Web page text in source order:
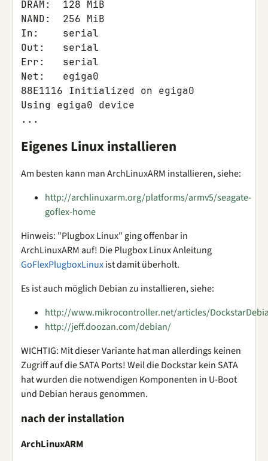
DRAM:  128 MiB
NAND:  256 MiB
In:    serial
Out:   serial
Err:   serial
Net:   egiga0
88E1116 Initialized on egiga0
Using egiga0 device
Eigenes Linux installieren
Am besten kann man ArchLinuxARM installieren, siehe:
http://archlinuxarm.org/platforms/armv5/seagate-
goflex-home
Hinweis: "Plugbox Linux" ging offenbar in
ArchLinuxARM auf! Die Plugbox Linux Anleitung
GoFlexPlugboxLinuxist damit überholt.
Es ist auch möglich Debian zu installieren, siehe:
http://www.mikrocontroller.net/articles/
http://jeff.doozan.com/debian/
WICHTIG: Mit dieser Variante hat man allerdings keinen
Zugriff auf die SATA Ports! Weil die Dockstar kein SATA
hat wurden die notwendigen Komponenten in U-Boot
und Debian heraus genommen.
nach der installation
ArchLinuxARM